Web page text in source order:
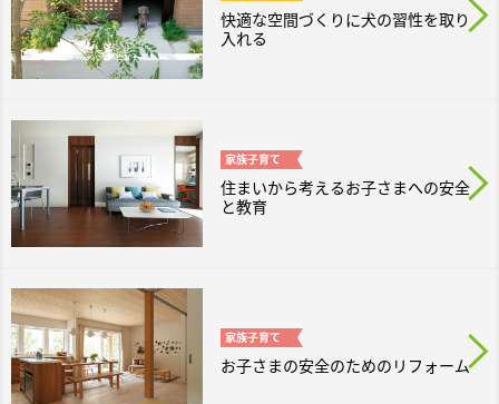
快適な空間づくりに犬の習性を取り
入れる
家族子育て
住まいから考えるお子さまへの安全
と教育
家族子育て
お子さまの安全のためのリフォーム